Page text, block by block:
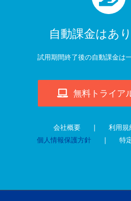
自動課金はあ
試用期間終了後の自動課金は
無料トライア
会社概要
利用規
個人情報保護方針
特